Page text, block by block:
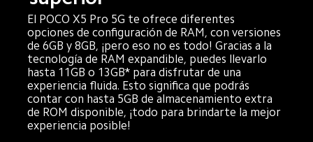
El POCO X5 Pro 5G te ofrece diferentes
opciones de configuración de RAM, con versiones
de 6GB y 8GB, ¡pero eso no es todo! Gracias a la
tecnología de RAM expandible, puedes llevarlo
hasta 11GB o 13GB* para disfrutar de una
experiencia fluida. Esto significa que podrás
contar con hasta 5GB de almacenamiento extra
de ROM disponible, ¡todo para brindarte la mejor
experiencia posible!